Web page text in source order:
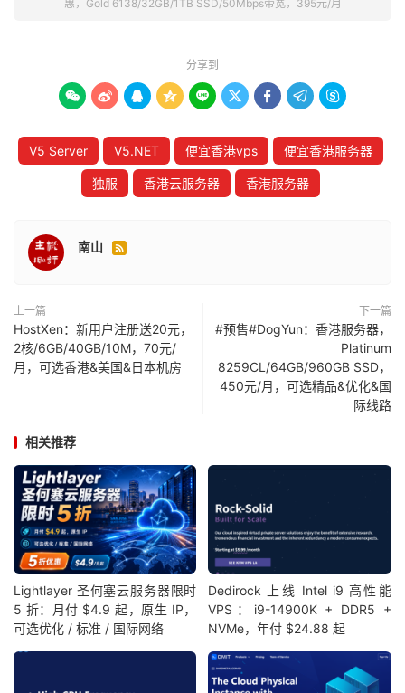
惠，Gold 6138/32GB/1TB SSD/50Mbps带宽，395元/月
分享到
        
V5 Server V5.NET 便宜香港vps 便宜香港服务器
独服 香港云服务器 香港服务器
南山 
上一篇
HostXen：新用户注册送20元，
2核/6GB/40GB/10M，70元/
月，可选香港&美国&日本机房
下一篇
#预售#DogYun：香港服务器，
Platinum
8259CL/64GB/960GB SSD，
450元/月，可选精品&优化&国
际线路
相关推荐
Lightlayer 圣何塞云服务器限时
5 折：月付 $4.9 起，原生 IP，
可选优化 / 标准 / 国际网络
Dedirock 上线 Intel i9 高性能
VPS：i9-14900K + DDR5 +
NVMe，年付 $24.88 起